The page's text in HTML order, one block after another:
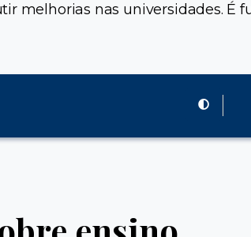
melhorias nas universidades. É